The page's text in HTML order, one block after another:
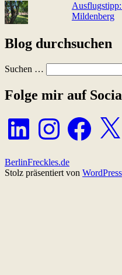
Mildenberg
Blog durchsuchen
Suchen …
Folge mir auf
LinkedIn Instagram FacebookX
BerlinFreckles.de
Stolz präsentiert von WordPress